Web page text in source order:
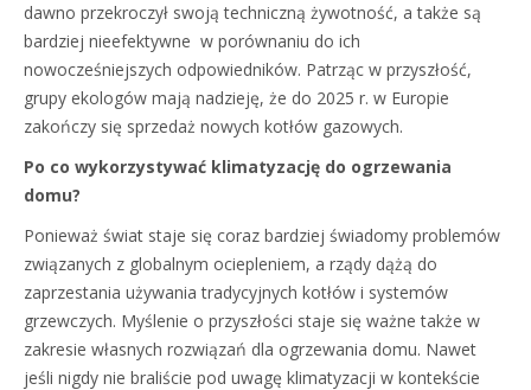
dawno przekroczył swoją techniczną żywotność, a także są
bardziej nieefektywne w porównaniu do ich
nowocześniejszych odpowiedników. Patrząc w przyszłość,
grupy ekologów mają nadzieję, że do 2025 r. w Europie
zakończy się sprzedaż nowych kotłów gazowych.
Po co wykorzystywać klimatyzację do ogrzewania
domu?
Ponieważ świat staje się coraz bardziej świadomy problemów
związanych z globalnym ociepleniem, a rządy dążą do
zaprzestania używania tradycyjnych kotłów i systemów
grzewczych. Myślenie o przyszłości staje się ważne także w
zakresie własnych rozwiązań dla ogrzewania domu. Nawet
jeśli nigdy nie braliście pod uwagę klimatyzacji w kontekście